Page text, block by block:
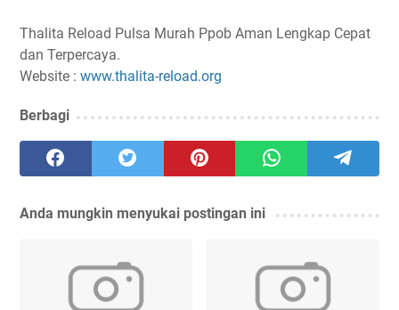
Thalita Reload Pulsa Murah Ppob Aman Lengkap Cepat
dan Terpercaya.
Website : www.thalita-reload.org
Berbagi
Anda mungkin menyukai postingan ini